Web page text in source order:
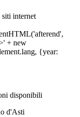
disponibili
d'Asti